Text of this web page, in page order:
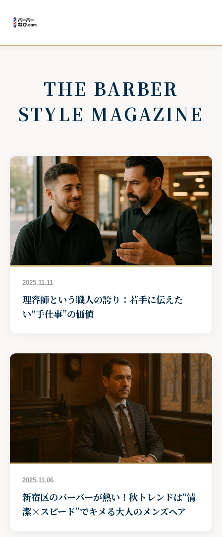
THE BARBER
STYLE MAGAZINE
2025.11.11
理容師という職人の誇り：若手に伝えた
い“手仕事”の価値
2025.11.06
新宿区のバーバーが熱い！秋トレンドは“清
潔×スピード”でキメる大人のメンズヘア